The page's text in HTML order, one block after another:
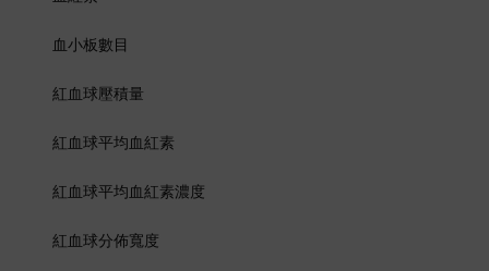
血小板數目
紅血球壓積量
紅血球平均血紅素
紅血球平均血紅素濃度
紅血球分佈寬度